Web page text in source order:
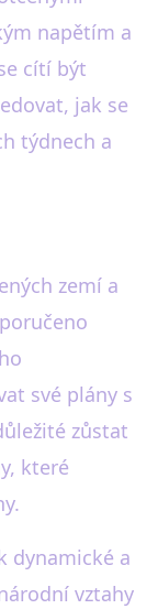
napětím a
cítí být
jak se
týdnech a
zemí a
své plány s
zůstat
které
dynamické a
vztahy